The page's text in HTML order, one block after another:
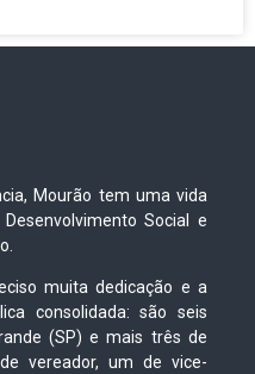
Mourão tem uma vida
Social e
muita dedicação e a
consolidada: são seis
(SP) e mais três de
vereador, um de vice-